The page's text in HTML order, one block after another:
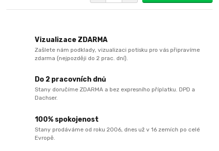
Vizualizace ZDARMA
Zašlete nám podklady, vizualizaci potisku pro vás připravíme
zdarma (nejpozději do 2 prac. dní).
Do 2 pracovních dnů
Stany doručíme ZDARMA a bez expresního příplatku. DPD a
Dachser.
100% spokojenost
Stany prodáváme od roku 2006, dnes už v 16 zemích po celé
Evropě.